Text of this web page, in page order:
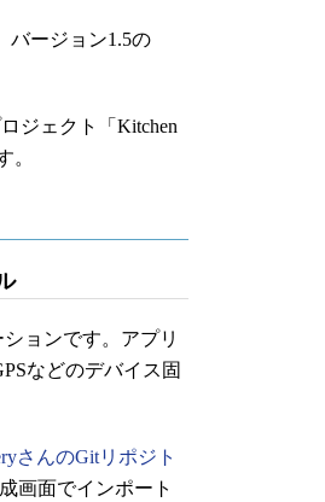
バージョン1.5の
ジェクト「Kitchen
。
ョンです。アプリ
などのデバイス固
さんのGitリポジト
画面でインポート